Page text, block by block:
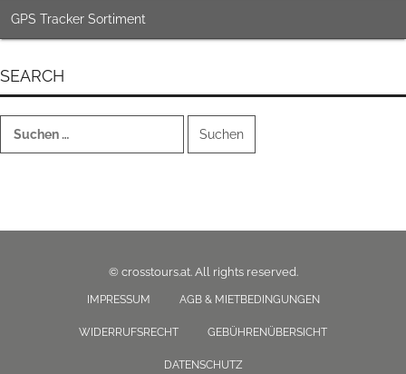
GPS Tracker Sortiment
SEARCH
nach:
© crosstours.at. All rights reserved.
IMPRESSUM AGB & MIETBEDINGUNGEN
WIDERRUFSRECHT GEBÜHRENÜBERSICHT
DATENSCHUTZ